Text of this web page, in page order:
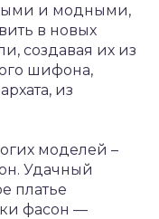
и модными,
в новых
создавая их из
шифона,
из
моделей –
Удачный
платье
фасон —